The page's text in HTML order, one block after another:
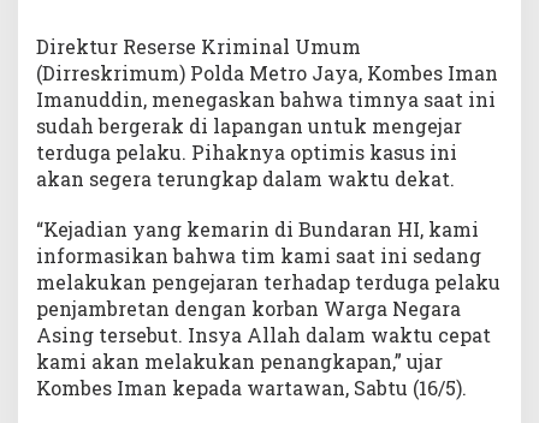
Direktur Reserse Kriminal Umum
(Dirreskrimum) Polda Metro Jaya, Kombes Iman
Imanuddin, menegaskan bahwa timnya saat ini
sudah bergerak di lapangan untuk mengejar
terduga pelaku. Pihaknya optimis kasus ini
akan segera terungkap dalam waktu dekat.
“Kejadian yang kemarin di Bundaran HI, kami
informasikan bahwa tim kami saat ini sedang
melakukan pengejaran terhadap terduga pelaku
penjambretan dengan korban Warga Negara
Asing tersebut. Insya Allah dalam waktu cepat
kami akan melakukan penangkapan,” ujar
Kombes Iman kepada wartawan, Sabtu (16/5).